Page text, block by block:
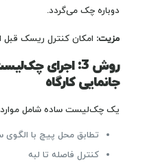
دوباره چک می‌گردد.
مزیت: امکان کنترل ریسک قبل
روش 3: اجرای
جانمایی کارگاه
یک چک‌لیست ساده شامل موارد
تطابق محل پیچ با الگوی
کنترل فاصله تا لبه